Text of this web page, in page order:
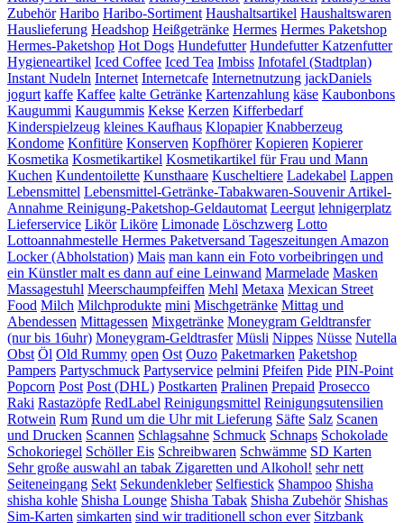
Zubehör Haribo Haribo-Sortiment Haushaltsartikel Haushaltswaren
Hauslieferung Headshop Heißgetränke Hermes Hermes Paketshop
Hermes-Paketshop Hot Dogs Hundefutter Hundefutter Katzenfutter
Hygieneartikel Iced Coffee Iced Tea Imbiss Infotafel (Stadtplan)
Instant Nudeln Internet Internetcafe Internetnutzung jackDaniels
jogurt kaffe Kaffee kalte Getränke Kartenzahlung käse Kaubonbons
Kaugummi Kaugummis Kekse Kerzen Kifferbedarf
Kinderspielzeug kleines Kaufhaus Klopapier Knabberzeug
Kondome Konfitüre Konserven Kopfhörer Kopieren Kopierer
Kosmetika Kosmetikartikel Kosmetikartikel für Frau und Mann
Kuchen Kundentoilette Kunsthaare Kuscheltiere Ladekabel Lappen
Lebensmittel Lebensmittel-Getränke-Tabakwaren-Souvenir Artikel-
Annahme Reinigung-Paketshop-Geldautomat Leergut lehnigerplatz
Lieferservice Likör Liköre Limonade Löschzwerg Lotto
Lottoannahmestelle Hermes Paketversand Tageszeitungen Amazon
Locker (Abholstation) Mais man kann ein Foto vorbeibringen und
ein Künstler malt es dann auf eine Leinwand Marmelade Masken
Massagestuhl Meerschaumpfeiffen Mehl Metaxa Mexican Street
Food Milch Milchprodukte mini Mischgetränke Mittag und
Abendessen Mittagessen Mixgetränke Moneygram Geldtransfer
(nur bis 16uhr) Moneygram-Geldtrasfer Müsli Nippes Nüsse Nutella
Obst Öl Old Rummy open Ost Ouzo Paketmarken Paketshop
Pampers Partyschmuck Partyservice pelmini Pfeifen Pide PIN-Point
Popcorn Post Post (DHL) Postkarten Pralinen Prepaid Prosecco
Raki Rastazöpfe RedLabel Reinigungsmittel Reinigungsutensilien
Rotwein Rum Rund um die Uhr mit Lieferung Säfte Salz Scanen
und Drucken Scannen Schlagsahne Schmuck Schnaps Schokolade
Schokoriegel Schöller Eis Schreibwaren Schwämme SD Karten
Sehr große auswahl an tabak Zigaretten und Alkohol! sehr nett
Seiteneingang Sekt Sekundenkleber Selfiestick Shampoo Shisha
shisha kohle Shisha Lounge Shisha Tabak Shisha Zubehör Shishas
Sim-Karten simkarten sind wir traditionell schon ever Sitzbank